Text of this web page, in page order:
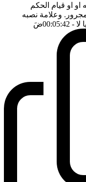
او قيام الحكم
وعلامة نصبه
لا - 00:05:42 ضَ